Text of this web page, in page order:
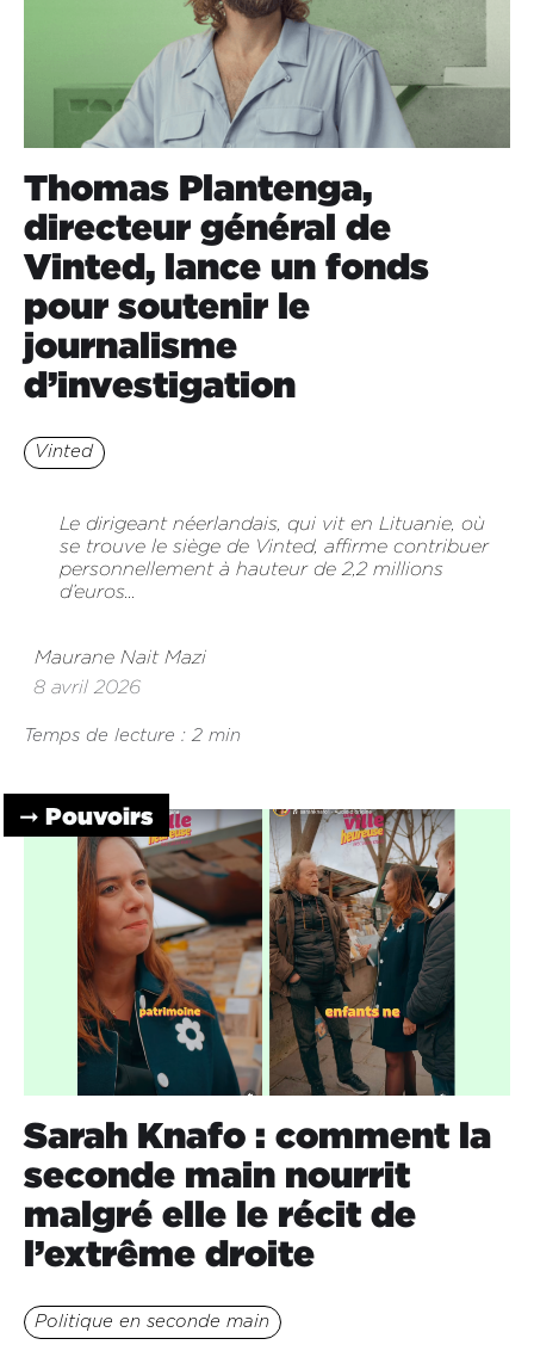
Thomas Plantenga,
directeur général de
Vinted, lance un fonds
pour soutenir le
journalisme
d’investigation
Vinted
Le dirigeant néerlandais, qui vit en Lituanie, où
se trouve le siège de Vinted, affirme contribuer
personnellement à hauteur de 2,2 millions
d’euros...
Maurane Nait Mazi
8 avril 2026
Temps de lecture : 2 min
➞ Pouvoirs
Sarah Knafo : comment la
seconde main nourrit
malgré elle le récit de
l’extrême droite
Politique en seconde main